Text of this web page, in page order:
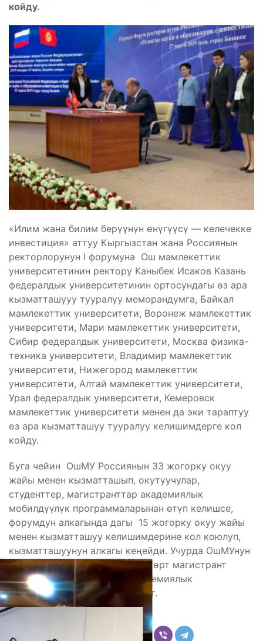
койду.
«Илим жана билим берүүнүн өнүгүүсү — келечекке
инвестиция» аттуу Кыргызстан жана Россиянын
ректорлорунун I форумуна Ош мамлекеттик
университетинин ректору Каныбек Исаков Казань
федералдык университетинин ортосундагы өз ара
кызматташууу тууралуу меморандумга, Байкал
мамлекеттик университети, Воронеж мамлекеттик
университети, Мари мамлекеттик университети,
Сибир федералдык университети, Москва физика-
техника университети, Владимир мамлекеттик
университети, Нижегород мамлекеттик
университети, Алтай мамлекеттик университети,
Урал федералдык университети, Кемеровск
мамлекеттик университети менен да эки тараптуу
өз ара кызматташуу тууралуу келишимдерге кол
койду.
Буга чейин ОшМУ Россиянын 33 жогорку окуу
жайы менен кызматташып, окутуучулар,
студенттер, магистранттар академиялык
мобилдүүлүк программаларынан өтүп келишсе,
форумдун алкагында дагы 15 жогорку окуу жайы
менен кызматташуу келишимдерине кол коюлуп,
кызматташуунун алкагы кеңейди. Учурда ОшМУнун
18 студенти, алардын ичинен төрт магистрант
Россиянын ЖОЖдорунда академиялык
мобилдүүлүктөн өтүп жатышат.
Бөлүшүү